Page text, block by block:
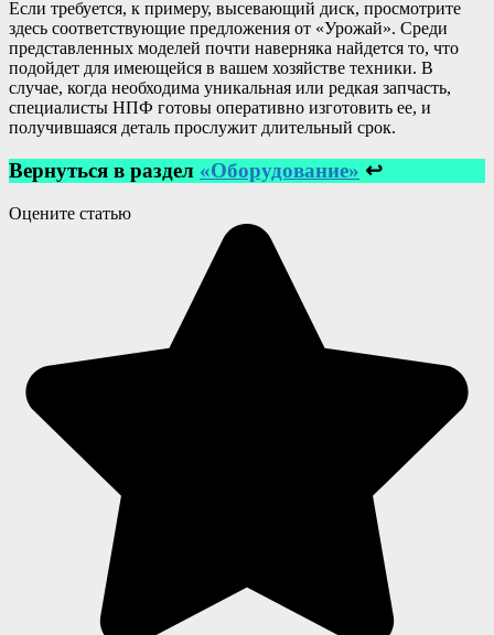
Если требуется, к примеру, высевающий диск, просмотрите
здесь соответствующие предложения от «Урожай». Среди
представленных моделей почти наверняка найдется то, что
подойдет для имеющейся в вашем хозяйстве техники. В
случае, когда необходима уникальная или редкая запчасть,
специалисты НПФ готовы оперативно изготовить ее, и
получившаяся деталь прослужит длительный срок.
Вернуться в раздел «Оборудование» ↩
Оцените статью